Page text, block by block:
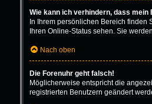
Wie kann ich verhindern, dass
In Ihrem persönlichen Bereich finden
Ihren Online-Status sehen. Sie
Nach oben
Die Forenuhr geht falsch!
Möglicherweise entspricht die
registrierten Benutzern geändert